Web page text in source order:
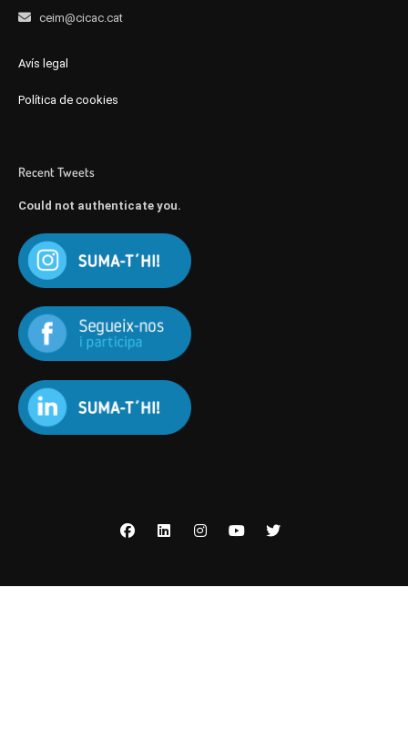
ceim@cicac.cat
Avís legal
Política de cookies
Recent Tweets
Could not authenticate you.